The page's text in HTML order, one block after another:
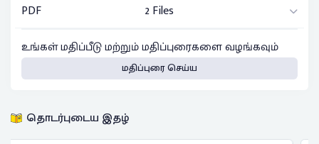
PDF
2 Files
உங்கள் மதிப்பீடு மற்றும் மதிப்புரைகளை வழங்கவும்
மதிப்புரை செய்ய
தொடர்புடைய இதழ்